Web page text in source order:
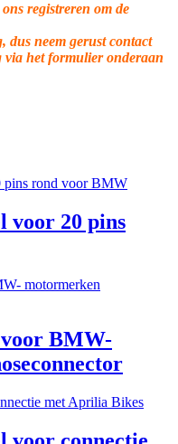
registreren om de
neem gerust contact
via het formulier onderaan
voor 20 pins
BMW-